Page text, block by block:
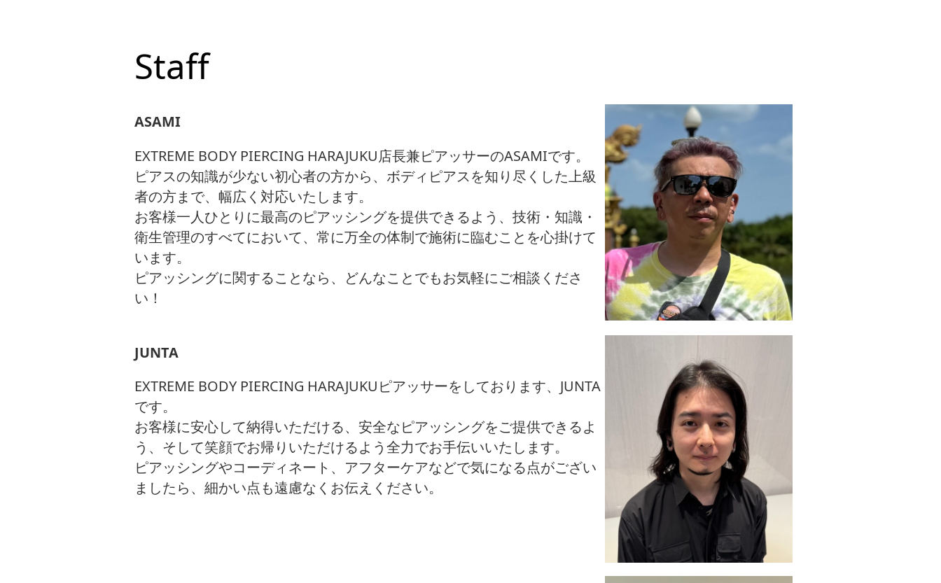
Staff
ASAMI
EXTREME BODY PIERCING HARAJUKU店長兼ピアッサーのASAMIです。
ピアスの知識が少ない初心者の方から、ボディピアスを知り尽くした上級
者の方まで、幅広く対応いたします。
お客様一人ひとりに最高のピアッシングを提供できるよう、技術・知識・
衛生管理のすべてにおいて、常に万全の体制で施術に臨むことを心掛けて
います。
ピアッシングに関することなら、どんなことでもお気軽にご相談くださ
い！
JUNTA
EXTREME BODY PIERCING HARAJUKUピアッサーをしております、JUNTA
です。
お客様に安心して納得いただける、安全なピアッシングをご提供できるよ
う、そして笑顔でお帰りいただけるよう全力でお手伝いいたします。
ピアッシングやコーディネート、アフターケアなどで気になる点がござい
ましたら、細かい点も遠慮なくお伝えください。